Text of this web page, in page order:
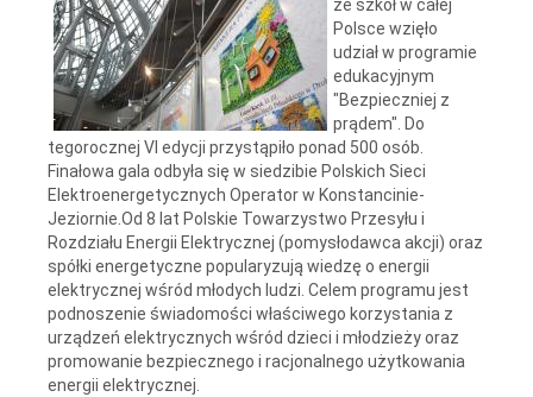
ze szkół w całej
Polsce wzięło
udział w programie
edukacyjnym
"Bezpieczniej z
prądem". Do
tegorocznej VI edycji przystąpiło ponad 500 osób.
Finałowa gala odbyła się w siedzibie Polskich Sieci
Elektroenergetycznych Operator w Konstancinie-
Jeziornie.Od 8 lat Polskie Towarzystwo Przesyłu i
Rozdziału Energii Elektrycznej (pomysłodawca akcji) oraz
spółki energetyczne popularyzują wiedzę o energii
elektrycznej wśród młodych ludzi. Celem programu jest
podnoszenie świadomości właściwego korzystania z
urządzeń elektrycznych wśród dzieci i młodzieży oraz
promowanie bezpiecznego i racjonalnego użytkowania
energii elektrycznej.